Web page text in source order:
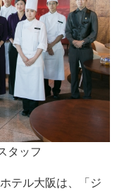
タッフ
テル大阪は、「ジ